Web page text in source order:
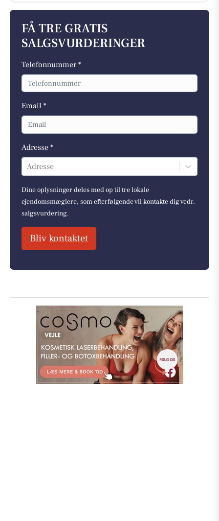
FÅ TRE GRATIS
SALGSVURDERINGER
Telefonnummer *
Email *
Adresse *
Adresse
Dine oplysninger deles med op til tre lokale
ejendomsmæglere, som efterfølgende vil kontakte dig vedr.
salgsvurdering.
Bliv kontaktet